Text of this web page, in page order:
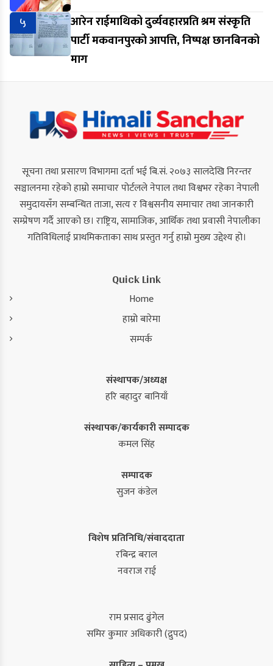
५
आरेन राईमाथिको दुर्व्यवहारप्रति श्रम संस्कृति
पार्टी मकवानपुरको आपत्ति, निष्पक्ष छानबिनको
माग
सूचना तथा प्रसारण विभागमा दर्ता भई बि.सं. २०७३ सालदेखि निरन्तर
सञ्चालनमा रहेको हाम्रो समाचार पोर्टलले नेपाल तथा विश्वभर रहेका नेपाली
समुदायसँग सम्बन्धित ताजा, सत्य र विश्वसनीय समाचार तथा जानकारी
सम्प्रेषण गर्दै आएको छ। राष्ट्रिय, सामाजिक, आर्थिक तथा प्रवासी नेपालीका
गतिविधिलाई प्राथमिकताका साथ प्रस्तुत गर्नु हाम्रो मुख्य उद्देश्य हो।
Quick Link
Home
हाम्रो बारेमा
सम्पर्क
संस्थापक/अध्यक्ष
हरि बहादुर बानियाँ
संस्थापक/कार्यकारी सम्पादक
कमल सिंह
सम्पादक
सुजन कंडेल
विशेष प्रतिनिधि/संवाददाता
रबिन्द्र बराल
नवराज राई
राम प्रसाद ढुंगेल
समिर कुमार अधिकारी (द्रुपद)